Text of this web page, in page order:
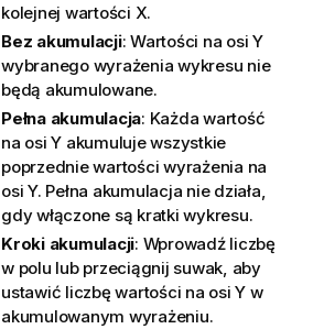
kolejnej wartości X.
Bez akumulacji: Wartości na osi Y
wybranego wyrażenia wykresu nie
będą akumulowane.
Pełna akumulacja: Każda wartość
na osi Y akumuluje wszystkie
poprzednie wartości wyrażenia na
osi Y. Pełna akumulacja nie działa,
gdy włączone są kratki wykresu.
Kroki akumulacji: Wprowadź liczbę
w polu lub przeciągnij suwak, aby
ustawić liczbę wartości na osi Y w
akumulowanym wyrażeniu.